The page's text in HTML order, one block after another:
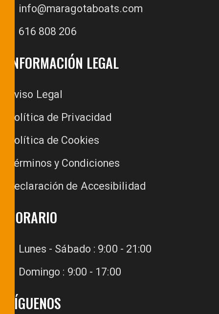
info@maragotaboats.com
616 808 206
INFORMACIÓN LEGAL
Aviso Legal
Política de Privacidad
Política de Cookies
Términos y Condiciones
Declaración de Accesibilidad
HORARIO
Lunes - Sábado : 9:00 - 21:00
Domingo : 9:00 - 17:00
SÍGUENOS